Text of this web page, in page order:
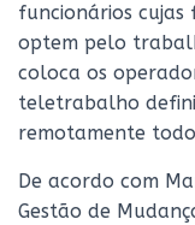
funcionários cujas
optem pelo
coloca os
teletrabalho
remotamente
De acordo com
Gestão de